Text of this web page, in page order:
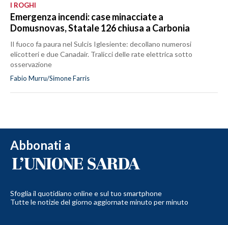
I ROGHI
Emergenza incendi: case minacciate a
Domusnovas, Statale 126 chiusa a Carbonia
Il fuoco fa paura nel Sulcis Iglesiente: decollano numerosi
elicotteri e due Canadair. Tralicci delle rate elettrica sotto
osservazione
Fabio Murru/Simone Farris
Abbonati a
Sfoglia il quotidiano online e sul tuo smartphone
Tutte le notizie del giorno aggiornate minuto per minuto